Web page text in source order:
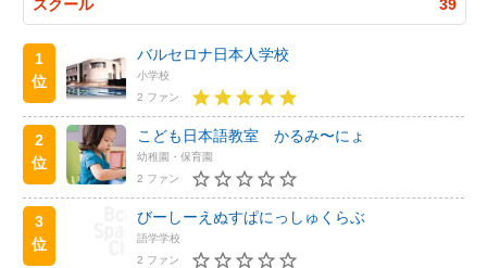
スクール 39
1
位
バルセロナ日本人学校
小学校
2 ファン
2
位
こども日本語教室 かるみ〜にょ
幼稚園・保育園
2 ファン
3
位
びーしーえぬすぱにっしゅくらぶ
語学学校
2 ファン